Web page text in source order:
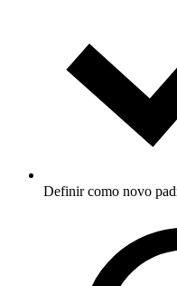
Definir como novo